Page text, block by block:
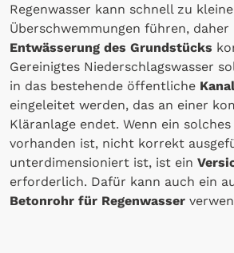
Regenwasser kann schnell zu
Überschwemmungen führen,
Entwässerung des Grundstücks
Gereinigtes Niederschlagswasser
in das bestehende öffentliche
eingeleitet werden, das an einer
Kläranlage endet. Wenn ein
vorhanden ist, nicht korrekt
unterdimensioniert ist, ist ein
erforderlich. Dafür kann auch ein
Betonrohr für Regenwasser